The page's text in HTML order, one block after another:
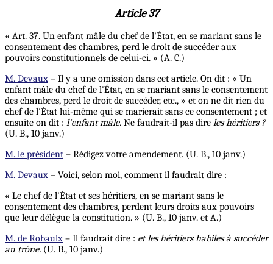
Article 37
« Art. 37. Un enfant mâle du chef de l'État, en se mariant sans le
consentement des chambres, perd le droit de succéder aux
pouvoirs constitutionnels de celui-ci. » (A. C.)
M. Devaux – Il y a une omission dans cet article. On dit : « Un
enfant mâle du chef de l'État, en se mariant sans le consentement
des chambres, perd le droit de succéder, etc., » et on ne dit rien du
chef de l'État lui-même qui se marierait sans ce consentement ; et
ensuite on dit : l'enfant mâle. Ne faudrait-il pas dire les héritiers ?
(U. B., 10 janv.)
M. le président – Rédigez votre amendement. (U. B., 10 janv.)
M. Devaux – Voici, selon moi, comment il faudrait dire :
« Le chef de l'État et ses héritiers, en se mariant sans le
consentement des chambres, perdent leurs droits aux pouvoirs
que leur délègue la constitution. » (U. B., 10 janv. et A.)
M. de Robaulx – Il faudrait dire : et les héritiers habiles à succéder
au trône. (U. B., 10 janv.)